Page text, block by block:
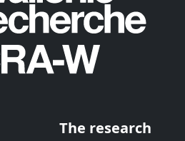
The research